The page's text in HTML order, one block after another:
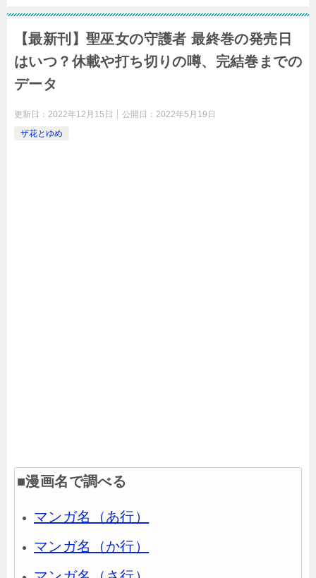
【最新刊】聖巫女の守護者 最終巻の発売日
はいつ？休載や打ち切りの噂、完結巻までの
データ
更新日： 2022年12月15日 公開日： 2022年5月19日
ザ花とゆめ
■漫画名で調べる
マンガ名（あ行）
マンガ名（か行）